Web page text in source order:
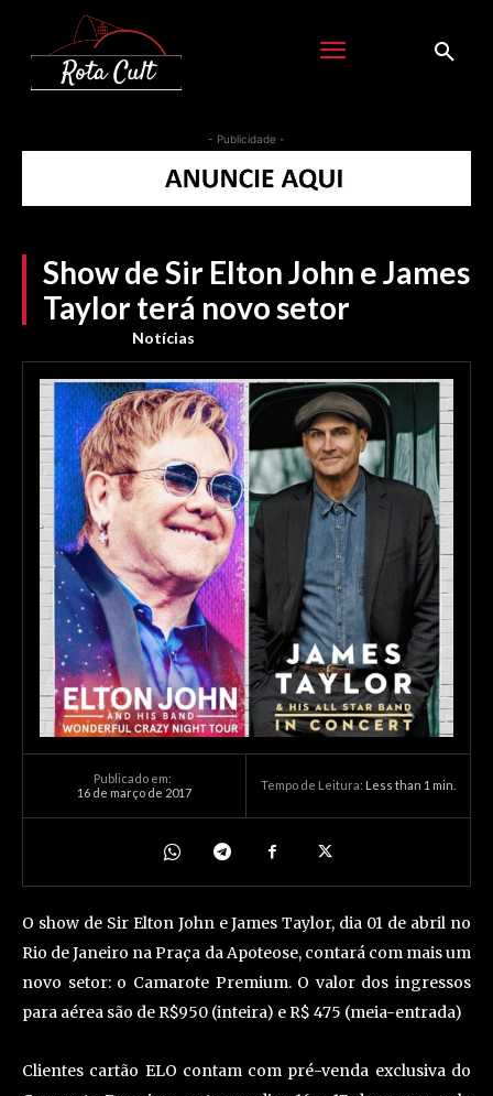
- Publicidade -
Show de Sir Elton John e James
Taylor terá novo setor
Notícias
Publicado em:
16 de março de 2017
Tempo de Leitura: Less than 1 min.
O show de Sir Elton John e James Taylor, dia 01 de abril no
Rio de Janeiro na Praça da Apoteose, contará com mais um
novo setor: o Camarote Premium. O valor dos ingressos
para aérea são de R$950 (inteira) e R$ 475 (meia-entrada)
Clientes cartão ELO contam com pré-venda exclusiva do